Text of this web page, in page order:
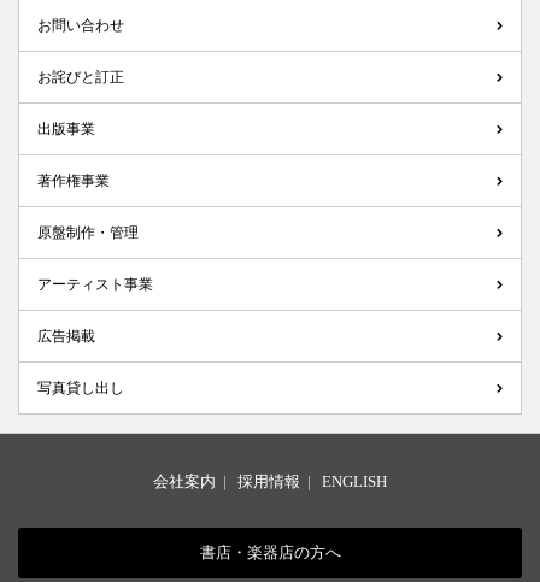
お問い合わせ
お詫びと訂正
出版事業
著作権事業
原盤制作・管理
アーティスト事業
広告掲載
写真貸し出し
会社案内 | 採用情報 | ENGLISH
書店・楽器店の方へ